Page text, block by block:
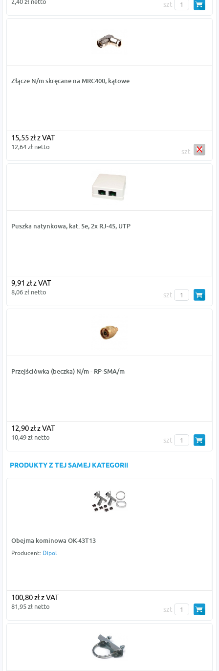
2,40 zł netto szt
Złącze N/m skręcane na MRC400, kątowe
15,55 zł z VAT
12,64 zł netto
szt
Puszka natynkowa, kat. 5e, 2x RJ-45, UTP
9,91 zł z VAT
8,06 zł netto szt
Przejściówka (beczka) N/m - RP-SMA/m
12,90 zł z VAT
10,49 zł netto szt
PRODUKTY Z TEJ SAMEJ KATEGORII
Obejma kominowa OK-43T13
Producent: Dipol
100,80 zł z VAT
81,95 zł netto szt